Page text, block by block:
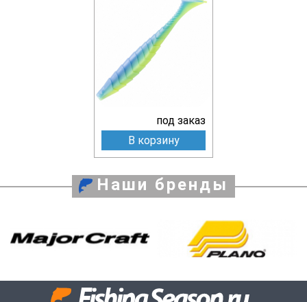
под заказ
В корзину
Наши бренды